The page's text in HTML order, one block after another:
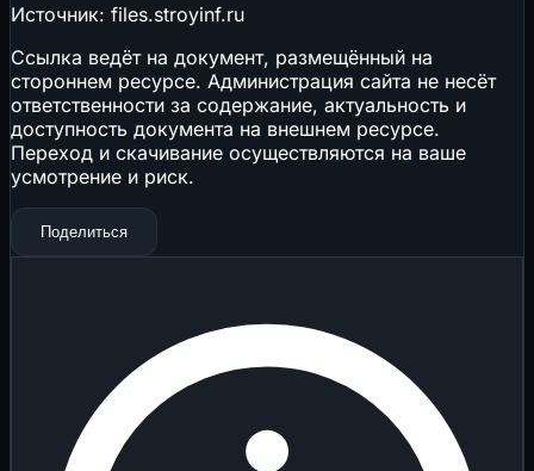
Источник: files.stroyinf.ru
Ссылка ведёт на документ, размещённый на
стороннем ресурсе. Администрация сайта не несёт
ответственности за содержание, актуальность и
доступность документа на внешнем ресурсе.
Переход и скачивание осуществляются на ваше
усмотрение и риск.
Поделиться